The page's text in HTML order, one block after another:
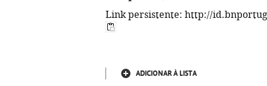
Link persistente: http://
ADICIONAR À LISTA